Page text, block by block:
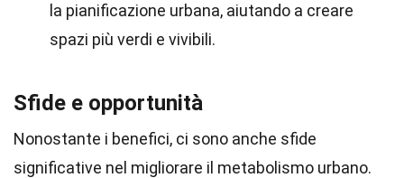
la pianificazione urbana, aiutando a creare
spazi più verdi e vivibili.
Sfide e opportunità
Nonostante i benefici, ci sono anche sfide
significative nel migliorare il metabolismo urbano.